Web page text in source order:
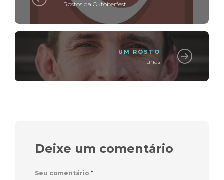
Rostos da Oktoberfest
UM ROSTO
Farias
Deixe um comentário
Seu comentário *